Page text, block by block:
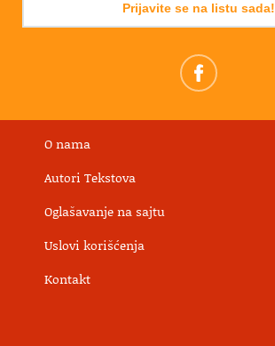
Prijavite se na listu sada!
O nama
Autori Tekstova
Oglašavanje na sajtu
Uslovi korišćenja
Kontakt